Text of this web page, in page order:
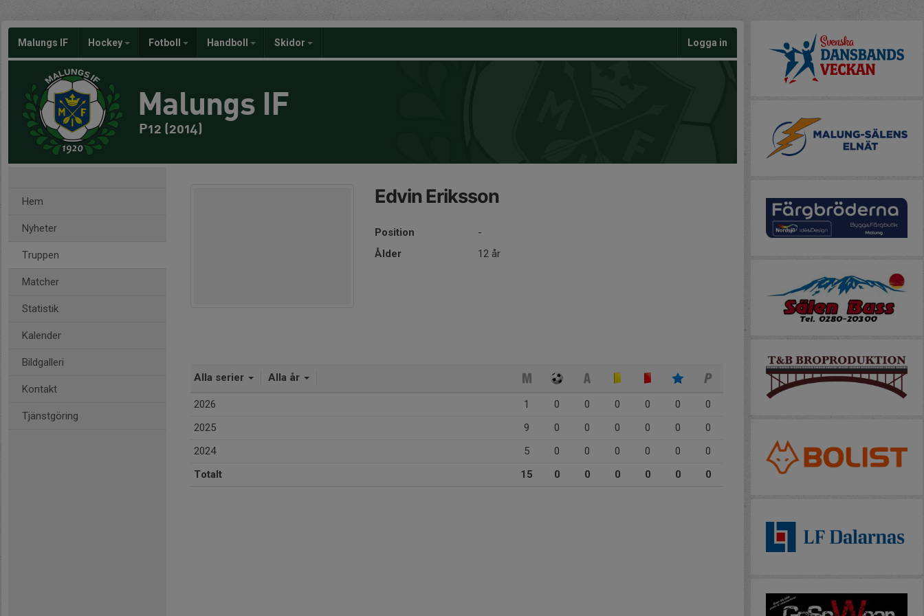
Malungs IF Hockey Fotboll Handboll Skidor Logga in
Malungs IF
P12 (2014)
Hem
Nyheter
Truppen
Matcher
Statistik
Kalender
Bildgalleri
Kontakt
Tjänstgöring
Edvin Eriksson
Position
-
Ålder
12 år
Alla serier Alla år
2026 1 0 0 0 0 0
0
2025
9 0 0 0 0 0
0
2024
5 0 0 0 0 0
0
Totalt
15 0 0 0 0 0 0